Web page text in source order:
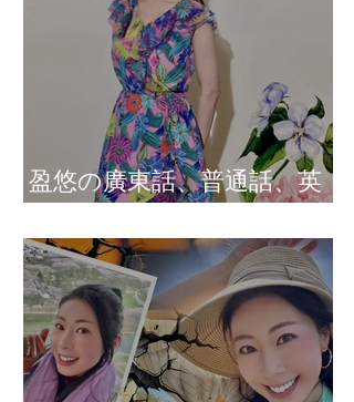
盈悠の廣東話、普通話、英